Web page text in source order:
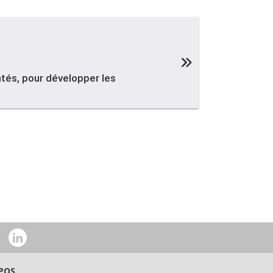
pour développer les